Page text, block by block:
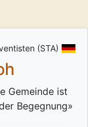
(STA)
Gemeinde ist
Begegnung»